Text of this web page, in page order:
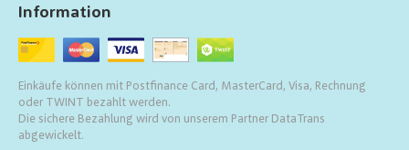
Information
Einkäufe können mit Postfinance Card, MasterCard, Visa, Rechnung
oder TWINT bezahlt werden.
Die sichere Bezahlung wird von unserem Partner DataTrans
abgewickelt.